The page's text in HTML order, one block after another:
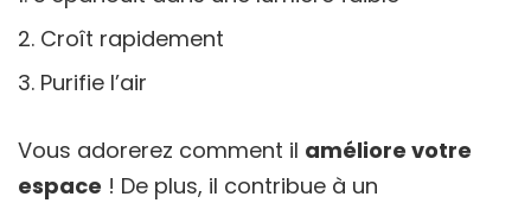
Croît rapidement
Purifie l’air
Vous adorerez comment il améliore votre
espace ! De plus, il contribue à un